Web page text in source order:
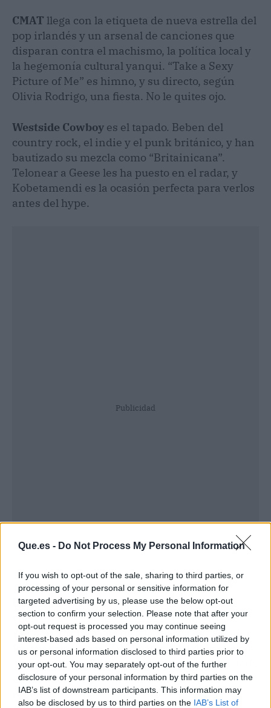
Que.es - Do Not Process My Personal Information
If you wish to opt-out of the sale, sharing to third parties, or
processing of your personal or sensitive information for
targeted advertising by us, please use the below opt-out
section to confirm your selection. Please note that after your
opt-out request is processed you may continue seeing
interest-based ads based on personal information utilized by
us or personal information disclosed to third parties prior to
your opt-out. You may separately opt-out of the further
disclosure of your personal information by third parties on the
IAB’s list of downstream participants. This information may
also be disclosed by us to third parties on the IAB’s List of
CMAT llega con la etiqueta de nueva estrella del
pop irlandés y un arsenal de canciones que
disparan contra el machismo, la política local y
la hegemonía cultural yanqui. “Take a Sexy
Picture of Me” es himno, y su directo, según
Olivia Rodrigo, una fiesta. No le quites ojo.
Westside Cowboy es el tapado. Beben del
country rock, el indie y el punk británico, y han
bautizado su mezcla como “Britainicana”.
Telonear a Geese les ha puesto en el radar, y
Kobetamendi es la ocasión perfecta para verlos
antes del hype.
Publicidad
HorsegiirL, la chica de la cabeza de caballo,
vuelve conNATURE IS HEALING, un disco
gestado tras un viaje de ayahuasca en Ecuador.
Rituales new age, EDM de los 2010, Ibiza house
“por la vía de ABBA” y la bendición de Arca: todo
en un mismo show que difícilmente verás
repetido.